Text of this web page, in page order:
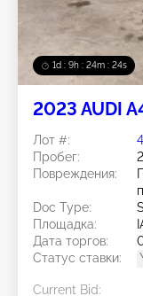
1d : 9h : 24m : 22s
2023 AUDI
Лот #:
Пробег:
Повреждения:
Doc Type:
Площадка:
Дата торгов:
Статус ставки:
Current Bid: